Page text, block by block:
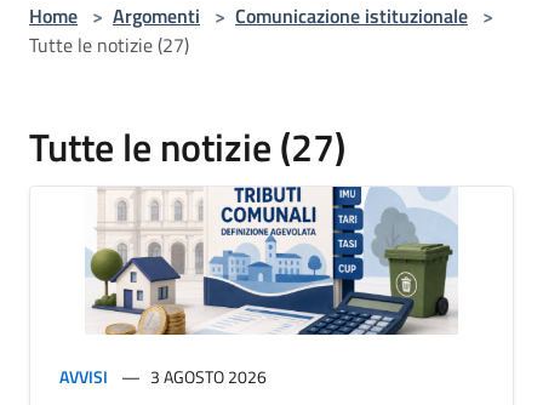
Home > Argomenti > Comunicazione istituzionale >
Tutte le notizie (27)
Tutte le notizie (27)
AVVISI 3 AGOSTO 2026